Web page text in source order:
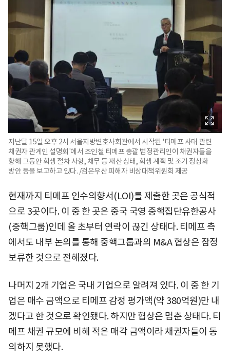
지난달 15일 오후 2시 서울지방변호사회관에서 시작된 '티메프 사태 관련
채권자 관계인 설명회'에서 조인철 티메프 총괄 법정관리인이 채권자들을
향해 그동안 회생 절차 사항, 채무 등 재산 상태, 회생 계획 및 조기 정상화
방안 등을 보고하고 있다. /검은우산 피해자 비상대책위원회 제공
현재까지 티메프 인수의향서(LOI)를 제출한 곳은 공식적
으로 3곳이다. 이 중 한 곳은 중국 국영 중핵집단유한공사
(중핵그룹)인데 올 초부터 연락이 끊긴 상태다. 티메프 측
에서도 내부 논의를 통해 중핵그룹과의 M&A 협상은 잠정
보류한 것으로 전해졌다.
나머지 2개 기업은 국내 기업으로 알려져 있다. 이 중 한 기
업은 매수 금액으로 티메프 감정 평가액(약 380억원)만 내
겠다고 한 것으로 확인됐다. 하지만 협상은 멈춘 상태다. 티
메프 채권 규모에 비해 적은 매각 금액이라 채권자들이 동
의하지 못했다.